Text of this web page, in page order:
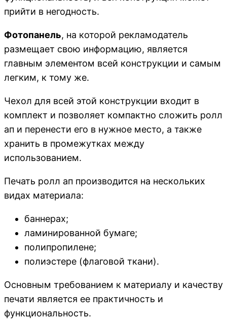
прийти в негодность.
Фотопанель, на которой рекламодатель
размещает свою информацию, является
главным элементом всей конструкции и самым
легким, к тому же.
Чехол для всей этой конструкции входит в
комплект и позволяет компактно сложить ролл
ап и перенести его в нужное место, а также
хранить в промежутках между
использованием.
Печать ролл ап производится на нескольких
видах материала:
баннерах;
ламинированной бумаге;
полипропилене;
полиэстере (флаговой ткани).
Основным требованием к материалу и качеству
печати является ее практичность и
функциональность.